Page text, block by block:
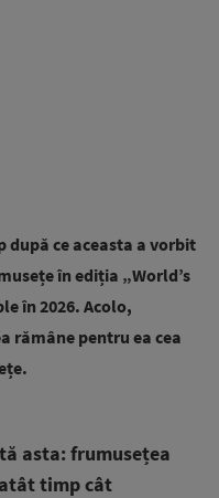
ce aceasta a vorbit
în ediția „World’s
în 2026. Acolo,
rămâne pentru ea cea
asta: frumusețea
timp cât